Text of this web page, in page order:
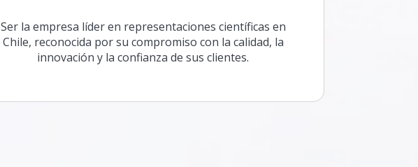
Ser la empresa líder en representaciones científicas en
Chile, reconocida por su compromiso con la calidad, la
innovación y la confianza de sus clientes.